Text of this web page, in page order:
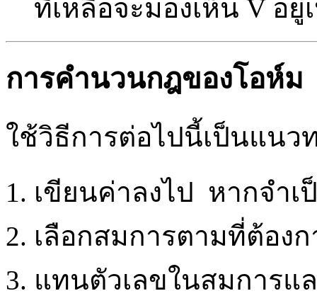
ที่เหลือจะมองเห็น V อ
การคำนวนกฎของโอห์ม
ใช้วิธีการต่อไปนี้เป็นแนว
เขียนค่าลงไป หากจำ
เลือกสมการตามที่ต้อง
แทนตัวเลขในสมการแ